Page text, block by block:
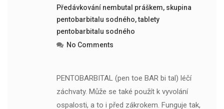
Předávkování nembutal práškem, skupina
pentobarbitalu sodného,tablety
pentobarbitalu sodného
No Comments
PENTOBARBITAL (pen toe BAR bi tal) léčí
záchvaty. Může se také použít k vyvolání
ospalosti, a to i před zákrokem. Funguje tak,